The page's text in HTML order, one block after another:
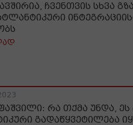
ჩვენთვის სხვა
რა თქმა უნდა,
გადაწყვეტილება